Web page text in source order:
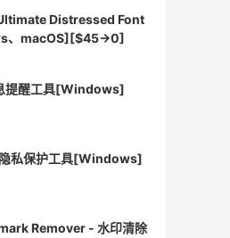
Distressed Font
、macOS][$45→0]
提醒工具[Windows]
私保护工具[Windows]
Remover - 水印清除